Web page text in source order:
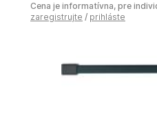
Cena je informatívna, pre
zaregistrujte / prihláste